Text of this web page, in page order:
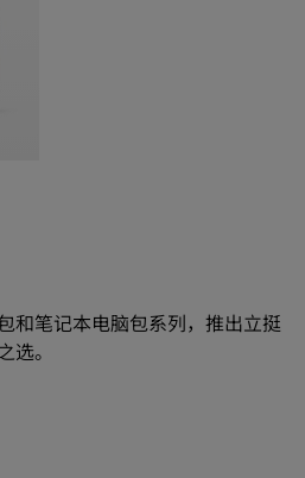
和笔记本电脑包系列，推出立挺
。